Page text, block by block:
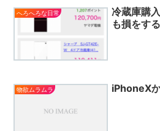
へろへろな日常
冷蔵庫購
も損をす
物欲ムラムラ iPhoneX